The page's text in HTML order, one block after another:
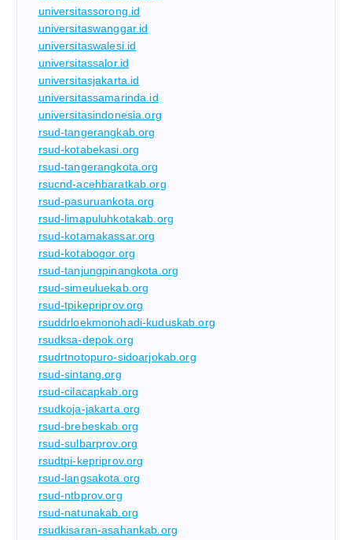
universitassorong.id
universitaswanggar.id
universitaswalesi.id
universitassalor.id
universitasjakarta.id
universitassamarinda.id
universitasindonesia.org
rsud-tangerangkab.org
rsud-kotabekasi.org
rsud-tangerangkota.org
rsucnd-acehbaratkab.org
rsud-pasuruankota.org
rsud-limapuluhkotakab.org
rsud-kotamakassar.org
rsud-kotabogor.org
rsud-tanjungpinangkota.org
rsud-simeuluekab.org
rsud-tpikepriprov.org
rsuddrloekmonohadi-kuduskab.org
rsudksa-depok.org
rsudrtnotopuro-sidoarjokab.org
rsud-sintang.org
rsud-cilacapkab.org
rsudkoja-jakarta.org
rsud-brebeskab.org
rsud-sulbarprov.org
rsudtpi-kepriprov.org
rsud-langsakota.org
rsud-ntbprov.org
rsud-natunakab.org
rsudkisaran-asahankab.org